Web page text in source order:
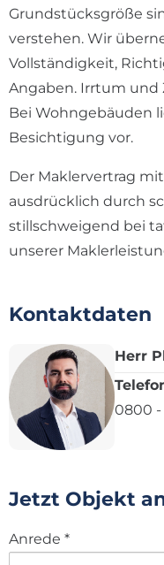
Grundstücksgröße
verstehen. Wir
Vollständigkeit,
Angaben. Irrtum und
Bei Wohngebäuden
Besichtigung vor.
Der Maklervertrag
ausdrücklich durch
stillschweigend bei
unserer
Kontaktdaten
Herr
0800 -
Jetzt Objekt
Anrede *